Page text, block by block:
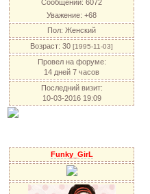
Сообщений: 6072
Уважение: +68
Пол: Женский
Возраст: 30 [1995-11-03]
Провел на форуме:
14 дней 7 часов
Последний визит:
10-03-2016 19:09
Funky_GirL